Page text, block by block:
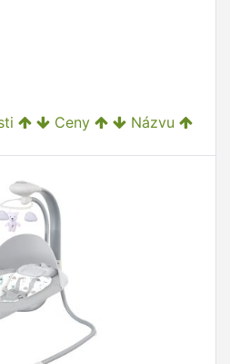
Ceny Názvu